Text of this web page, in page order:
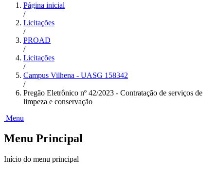
Página inicial
/
Licitações
/
PROAD
/
Licitações
/
Campus Vilhena - UASG 158342
/
Pregão Eletrônico nº 42/2023 - Contratação de serviços de
limpeza e conservação
Menu
Menu Principal
Início do menu principal